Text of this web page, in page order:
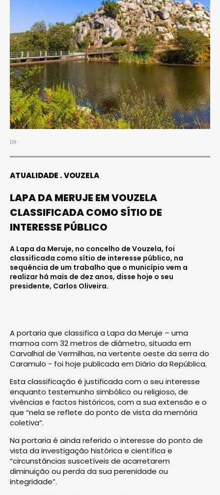
DR
ATUALIDADE VOUZELA
LAPA DA MERUJE EM VOUZELA
CLASSIFICADA COMO SÍTIO DE
INTERESSE PÚBLICO
A Lapa da Meruje, no concelho de Vouzela, foi
classificada como sítio de interesse público, na
sequência de um trabalho que o município vem a
realizar há mais de dez anos, disse hoje o seu
presidente, Carlos Oliveira.
A portaria que classifica a Lapa da Meruje – uma
mamoa com 32 metros de diâmetro, situada em
Carvalhal de Vermilhas, na vertente oeste da serra do
Caramulo - foi hoje publicada em Diário da República.
Esta classificação é justificada com o seu interesse
enquanto testemunho simbólico ou religioso, de
vivências e factos históricos, com a sua extensão e o
que “nela se reflete do ponto de vista da memória
coletiva”.
Na portaria é ainda referido o interesse do ponto de
vista da investigação histórica e científica e
“circunstâncias suscetíveis de acarretarem
diminuição ou perda da sua perenidade ou
integridade”.